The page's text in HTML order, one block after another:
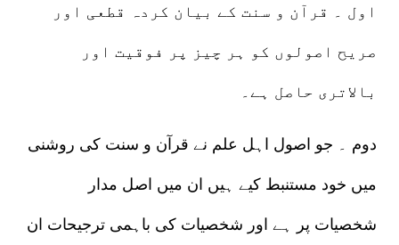
اول ۔ قرآن و سنت کے بیان کردہ قطعی اور
صریح اصولوں کو ہر چیز پر فوقیت اور
بالاتری حاصل ہے۔
دوم ۔ جو اصول اہل علم نے قرآن و سنت کی روشنی
میں خود مستنبط کیے ہیں ان میں اصل مدار
شخصیات پر ہے اور شخصیات کی باہمی ترجیحات ان